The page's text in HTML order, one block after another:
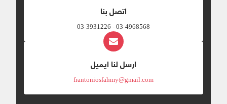
اتصل بنا
03-4968568 - 03-3931226
ارسل لنا ايميل
frantoniosfahmy@gmail.com